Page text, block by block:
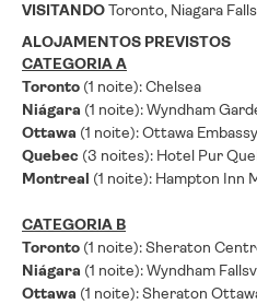
VISITANDOToronto, Niagara
ALOJAMENTOS PREVISTOS
CATEGORIA A
Toronto (1 noite): Chelsea
Niágara (1 noite): Wyndham
Ottawa (1 noite): Ottawa
Quebec (3 noites): Hotel Pur
Montreal (1 noite): Hampton Inn
CATEGORIA B
Toronto (1 noite): Sheraton
Niágara (1 noite): Wyndham
Ottawa (1 noite): Sheraton